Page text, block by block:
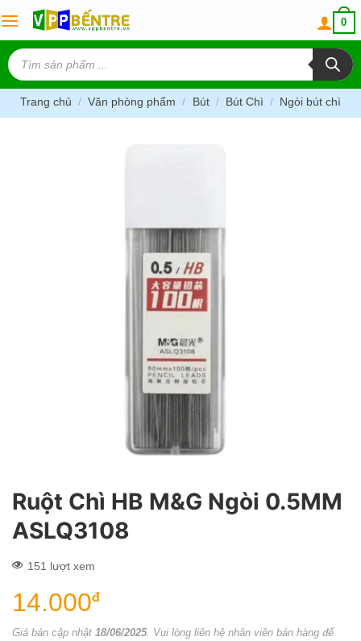
to
content
0
Tìm
kiếm
sản
phẩm
Trang chủ / Văn phòng phẩm / Bút / Bút Chì / Ngòi bút chì
Ruột Chì HB M&G Ngòi 0.5MM
ASLQ3108
151 lượt xem
14.000đ
Giá bán cập nhật 18/06/2025. Vui lòng liên hệ nhân viên bán hàng để